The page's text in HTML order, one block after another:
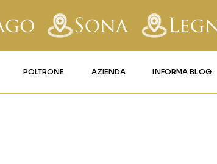
POLTRONE AZIENDA INFORMA BLOG